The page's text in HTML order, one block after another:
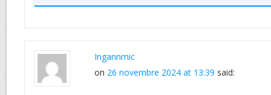
Ingannmic
on 26 novembre 2024 at 13:39 said: